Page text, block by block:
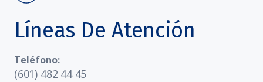
Líneas De Atención
Teléfono:
(601) 482 44 45